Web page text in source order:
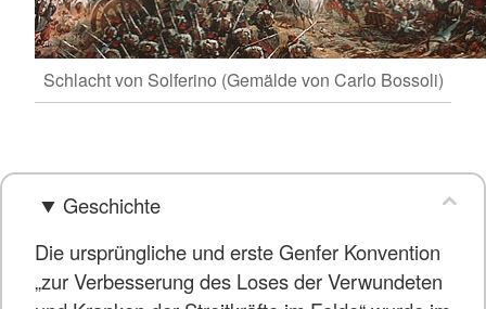
Schlacht von Solferino (Gemälde von Carlo Bossoli)
Geschichte
Die ursprüngliche und erste Genfer Konvention
„zur Verbesserung des Loses der Verwundeten